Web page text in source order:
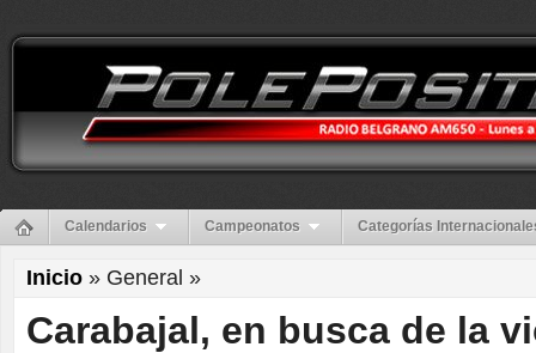
Calendarios Campeonatos Categorías
Inicio » General »
Carabajal, en busca de la